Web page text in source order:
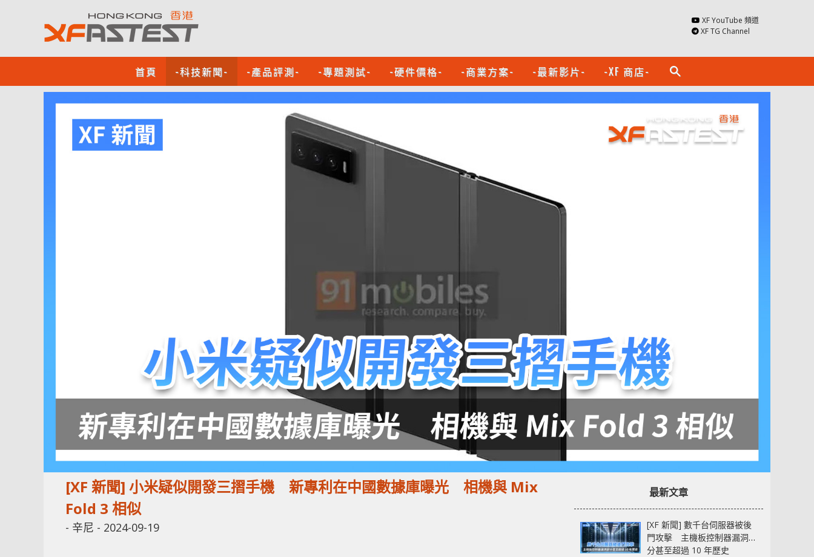
XF YouTube 頻道
XF TG Channel
首頁 -科技新聞- -產品評測- -專題測試- -硬件價格- -商業方案- -最新影片- -XF 商店- search
[XF 新聞] 小米疑似開發三摺手機 新專利在中國數據庫曝光 相機與 Mix
Fold 3 相似
- 辛尼 - 2024-09-19
最新文章
[XF 新聞] 數千台伺服器被後
門攻擊 主機板控制器漏洞部
分甚至超過 10 年歷史